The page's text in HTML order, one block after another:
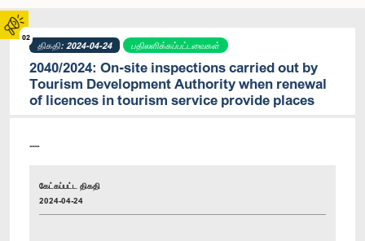
02
திகதி: 2024-04-24 பதிலளிக்கப்பட்டவைகள்
2040/2024: On-site inspections carried out by
Tourism Development Authority when renewal
of licences in tourism service provide places
----
கேட்கப்பட்ட திகதி
2024-04-24